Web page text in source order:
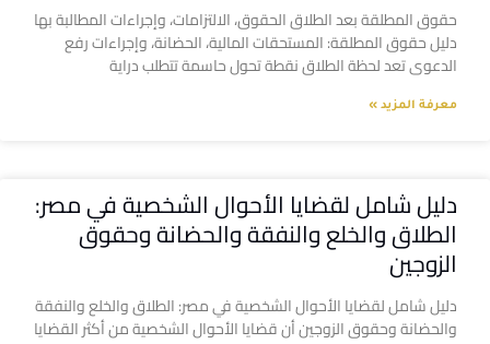
حقوق المطلقة بعد الطلاق الحقوق، الالتزامات، وإجراءات المطالبة بها
دليل حقوق المطلقة: المستحقات المالية، الحضانة، وإجراءات رفع
الدعوى تعد لحظة الطلاق نقطة تحول حاسمة تتطلب دراية
معرفة المزيد »
دليل شامل لقضايا الأحوال الشخصية في مصر:
الطلاق والخلع والنفقة والحضانة وحقوق
الزوجين
دليل شامل لقضايا الأحوال الشخصية في مصر: الطلاق والخلع والنفقة
والحضانة وحقوق الزوجين أن قضايا الأحوال الشخصية من أكثر القضايا